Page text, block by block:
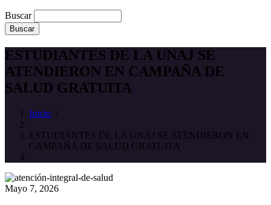
Buscar
ESTUDIANTES DE LA UNAJ SE
ATENDIERON EN CAMPAÑA DE
SALUD GRATUITA
Inicio /
ESTUDIANTES DE LA UNAJ SE ATENDIERON EN
CAMPAÑA DE SALUD GRATUITA
Mayo 7, 2026